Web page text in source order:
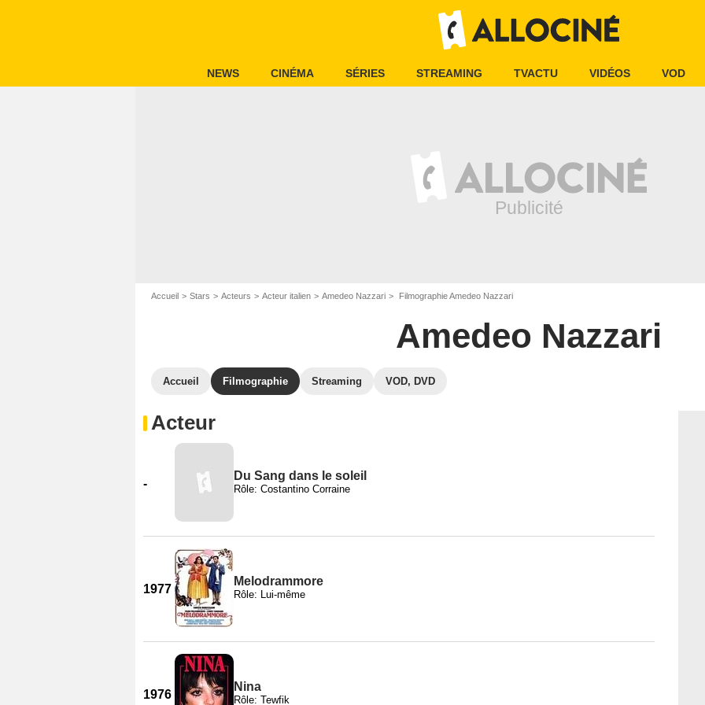
NEWS CINÉMA SÉRIES STREAMING TVACTU VIDÉOS VOD
Accueil Stars Acteurs Acteur italien Amedeo Nazzari Filmographie Amedeo Nazzari
Amedeo Nazzari
Accueil Filmographie Streaming VOD, DVD
Acteur
-
Du Sang dans le soleil
Rôle: Costantino Corraine
1977
Melodrammore
Rôle: Lui-même
1976
Nina
Rôle: Tewfik